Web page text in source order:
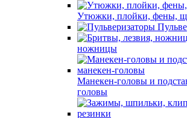
Утюжки, плойки, фены,
ножницы
Манекен-головы и
головы